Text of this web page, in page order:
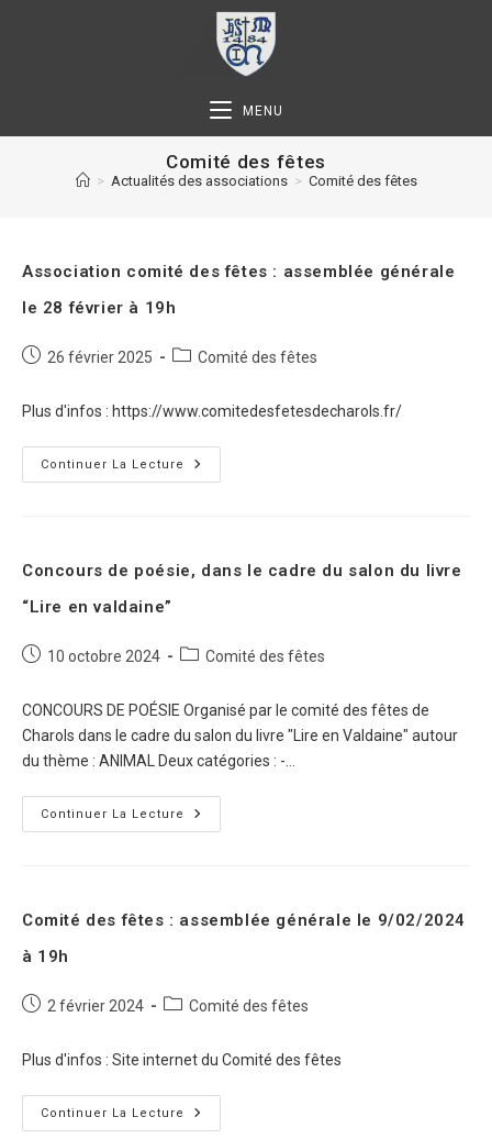
MENU
Comité des fêtes
> Actualités des associations > Comité des fêtes
Association comité des fêtes : assemblée générale
le 28 février à 19h
26 février 2025 Comité des fêtes
Plus d'infos : https://www.comitedesfetesdecharols.fr/
Continuer La Lecture
Concours de poésie, dans le cadre du salon du livre
“Lire en valdaine”
10 octobre 2024 Comité des fêtes
CONCOURS DE POÉSIE Organisé par le comité des fêtes de
Charols dans le cadre du salon du livre "Lire en Valdaine" autour
du thème : ANIMAL Deux catégories : -…
Continuer La Lecture
Comité des fêtes : assemblée générale le 9/02/2024
à 19h
2 février 2024 Comité des fêtes
Plus d'infos : Site internet du Comité des fêtes
Continuer La Lecture